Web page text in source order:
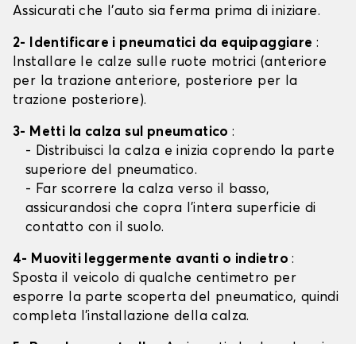
Assicurati che l'auto sia ferma prima di iniziare.
2- Identificare i pneumatici da equipaggiare :
Installare le calze sulle ruote motrici (anteriore
per la trazione anteriore, posteriore per la
trazione posteriore).
3- Metti la calza sul pneumatico:
- Distribuisci la calza e inizia coprendo la parte
superiore del pneumatico.
- Far scorrere la calza verso il basso,
assicurandosi che copra l'intera superficie di
contatto con il suolo.
4- Muoviti leggermente avanti o indietro:
Sposta il veicolo di qualche centimetro per
esporre la parte scoperta del pneumatico, quindi
completa l'installazione della calza.